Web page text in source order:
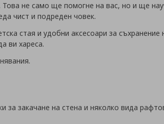
не само ще помогне на вас, но и ще
чист и подреден човек.
стая и удобни аксесоари за съхранение
ви хареса.
закачане на стена и няколко вида